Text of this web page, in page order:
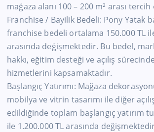
mağaza alanı 100 – 200 m² arası
Franchise / Bayilik Bedeli: Pony Yatak
franchise bedeli ortalama 150.000 TL
arasında değişmektedir. Bu bedel,
hakkı, eğitim desteği ve açılış
hizmetlerini kapsamaktadır.
Başlangıç Yatırımı: Mağaza
mobilya ve vitrin tasarımı ile diğer
edildiğinde toplam başlangıç yatırım
ile 1.200.000 TL arasında